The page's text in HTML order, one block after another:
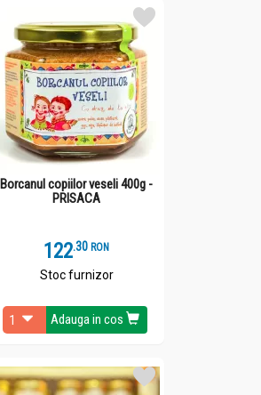
Borcanul copiilor veseli 400g -
PRISACA
122.3 RON
Stoc furnizor
Adauga in cos